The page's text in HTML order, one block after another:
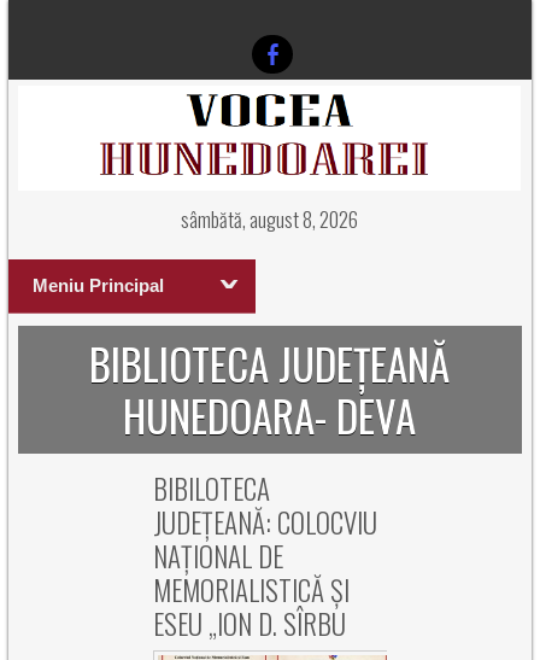
sâmbătă, august 8, 2026
Meniu Principal
BIBLIOTECA JUDEȚEANĂ
HUNEDOARA- DEVA
BIBILOTECA
JUDEȚEANĂ: COLOCVIU
NAŢIONAL DE
MEMORIALISTICĂ ŞI
ESEU „ION D. SÎRBU